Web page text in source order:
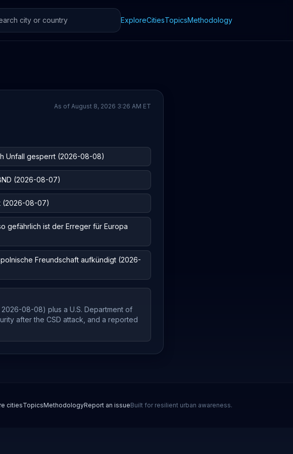
ExploreCitiesTopicsMethodology
As of August 8, 2026 3:26 AM ET
Unfall gesperrt (2026-08-08)
(2026-08-07)
(2026-08-07)
gefährlich ist der Erreger für Europa
Freundschaft aufkündigt (2026-
08-08) plus a U.S. Department of
after the CSD attack, and a reported
citiesTopicsMethodologyReport an issueBuilt for resilient urban awareness.